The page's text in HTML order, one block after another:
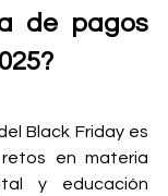
de pagos
Black Friday es
en materia
y educación